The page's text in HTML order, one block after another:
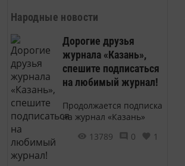
Народные новости
Дорогие друзья
журнала «Казань»,
спешите подписаться
на любимый журнал!
Продолжается подписка
на журнал «Казань»
13789
0 1